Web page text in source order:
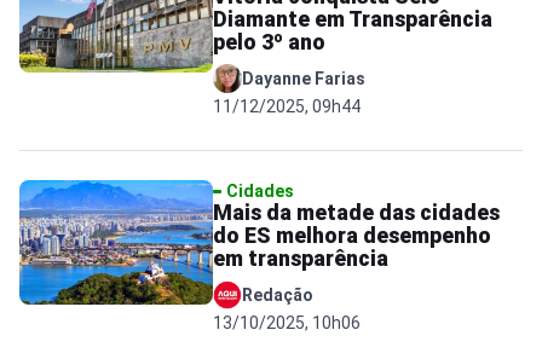
Diamante em Transparência
pelo 3º ano
Dayanne Farias
11/12/2025, 09h44
Cidades
Mais da metade das cidades
do ES melhora desempenho
em transparência
Redação
13/10/2025, 10h06